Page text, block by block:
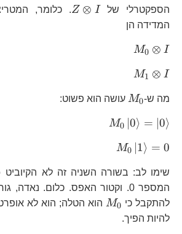
הספקטרלי של
Z\otimes
Z ⊗ I
. כלומר,
המדידה הן
M0 ⊗ I
M1 ⊗ I
מה ש- M0 עושה הוא פשוט:
M0 ∣0⟩ = 0⟩
M0 1⟩ = 0
שימו לב: בשורה השניה זה לא הקיוביט
המספר 0. וקטור האפס. כלום. נאדה,
להתקבל כי
M0
הוא הטלה; הוא לא
להיות הפיך.